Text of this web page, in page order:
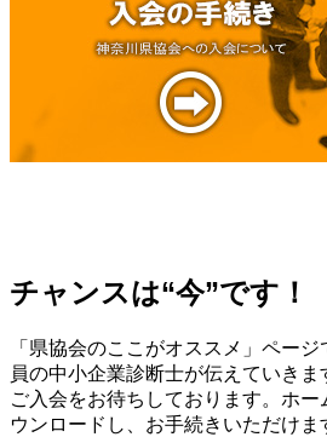
チャンスは“今”です！
「県協会のここがオススメ」ペー
員の中小企業診断士が伝えていき
ご入会をお待ちしております。ホ
ウンロードし、お手続きいただけま